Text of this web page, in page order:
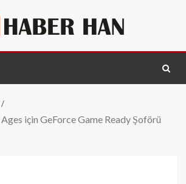
için GeForce Game Ready Şoförü